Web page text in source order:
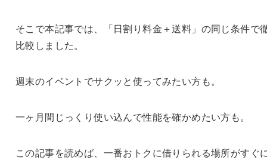
そこで本記事では、「日割り料金＋送料」の同じ条件で
比較しました。
週末のイベントでサクッと使ってみたい方も。
一ヶ月間じっくり使い込んで性能を確かめたい方も。
この記事を読めば、一番おトクに借りられる場所がすぐ